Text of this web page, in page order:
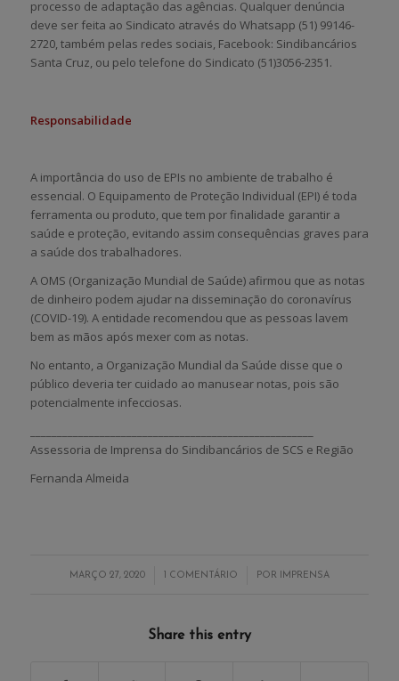
processo de adaptação das agências. Qualquer denúncia
deve ser feita ao Sindicato através do Whatsapp (51) 99146-
2720, também pelas redes sociais, Facebook: Sindibancários
Santa Cruz, ou pelo telefone do Sindicato (51)3056-2351.
Responsabilidade
A importância do uso de EPIs no ambiente de trabalho é
essencial. O Equipamento de Proteção Individual (EPI) é toda
ferramenta ou produto, que tem por finalidade garantir a
saúde e proteção, evitando assim consequências graves para
a saúde dos trabalhadores.
A OMS (Organização Mundial de Saúde) afirmou que as notas
de dinheiro podem ajudar na disseminação do coronavírus
(COVID-19). A entidade recomendou que as pessoas lavem
bem as mãos após mexer com as notas.
No entanto, a Organização Mundial da Saúde disse que o
público deveria ter cuidado ao manusear notas, pois são
potencialmente infecciosas.
Assessoria de Imprensa do Sindibancários de SCS e Região
Fernanda Almeida
MARÇO 27, 2020
/ 1 COMENTÁRIO
/ POR IMPRENSA
Share this entry